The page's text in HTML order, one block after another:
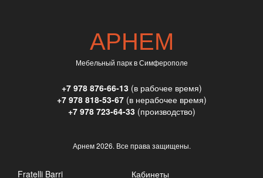
АРНЕМ
Мебельный парк в Симферополе
+7 978 876-66-13(в рабочее время)
+7 978 818-53-67(в нерабочее время)
+7 978 723-64-33(производство)
Арнем2026. Все права защищены.
Fratelli Barri
Кабинеты